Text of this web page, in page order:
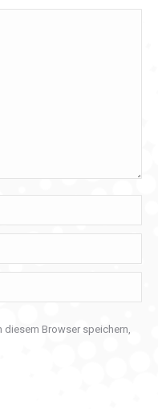
diesem Browser speichern,